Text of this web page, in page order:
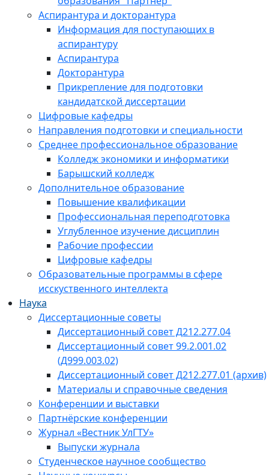
Аспирантура и докторантура
Информация для поступающих в
аспирантуру
Аспирантура
Докторантура
Прикрепление для подготовки
кандидатской диссертации
Цифровые кафедры
Направления подготовки и специальности
Среднее профессиональное образование
Колледж экономики и информатики
Барышский колледж
Дополнительное образование
Повышение квалификации
Профессиональная переподготовка
Углубленное изучение дисциплин
Рабочие профессии
Цифровые кафедры
Образовательные программы в сфере
исскуственного интеллекта
Наука
Диссертационные советы
Диссертационный совет Д212.277.04
Диссертационный совет 99.2.001.02
(Д999.003.02)
Диссертационный совет Д212.277.01 (архив)
Материалы и справочные сведения
Конференции и выставки
Партнёрские конференции
Журнал «Вестник УлГТУ»
Выпуски журнала
Студенческое научное сообщество